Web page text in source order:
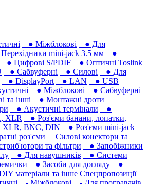
● Міжблокові
● Для
mini-jack 3.5 мм
●
● Цифрові S/PDIF
● Оптичні Toslink
● Сабвуферні ● Силові
● Для
● DisplayPort ● LAN
● USB
● Міжблокові
● Сабвуферні
та інші
● Монтажні дроти
● Акустичні термінали
●
XLR
● Роз'єми банани, лопатки,
XLR, BNC, DIN
● Роз'єми mini-jack
роз'єми
Силові конектори та
та фільтри
● Запобіжники
● Для навушників‎
● Системи
● Засоби для догляду
●
матеріали та інше Спецпропозиції